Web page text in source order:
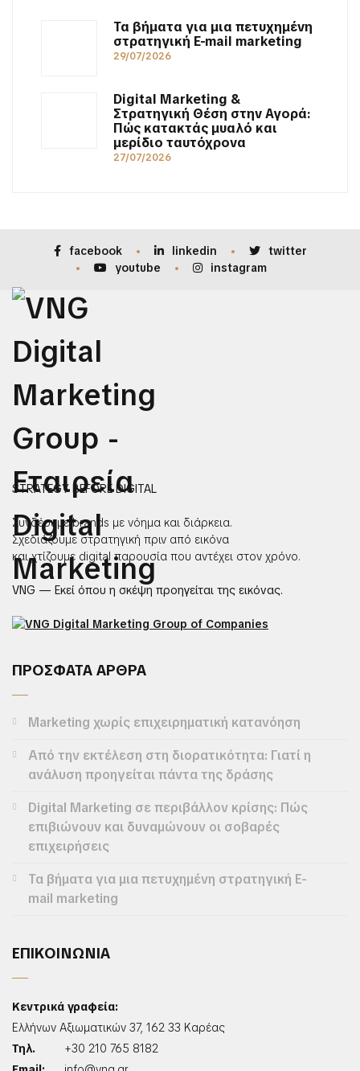
Τα βήματα για μια πετυχημένη
στρατηγική E-mail marketing
29/07/2026
Digital Marketing &
Στρατηγική Θέση στην Αγορά:
Πώς κατακτάς μυαλό και
μερίδιο ταυτόχρονα
27/07/2026
facebook linkedin
twitter
youtube
instagram
STRATEGY BEFORE DIGITAL
Συνδέουμε brands με νόημα και διάρκεια.
Σχεδιάζουμε στρατηγική πριν από εικόνα
και χτίζουμε digital παρουσία που αντέχει στον χρόνο.
VNG — Εκεί όπου η σκέψη προηγείται της εικόνας.
ΠΡΟΣΦΑΤΑ ΑΡΘΡΑ
Marketing χωρίς επιχειρηματική κατανόηση
Από την εκτέλεση στη διορατικότητα: Γιατί η
ανάλυση προηγείται πάντα της δράσης
Digital Marketing σε περιβάλλον κρίσης: Πώς
επιβιώνουν και δυναμώνουν οι σοβαρές
επιχειρήσεις
Τα βήματα για μια πετυχημένη στρατηγική E-
mail marketing
ΕΠΙΚΟΙΝΩΝΙΑ
Κεντρικά γραφεία:
Ελλήνων Αξιωματικών 37, 162 33 Καρέας
Τηλ.
+30 210 765 8182